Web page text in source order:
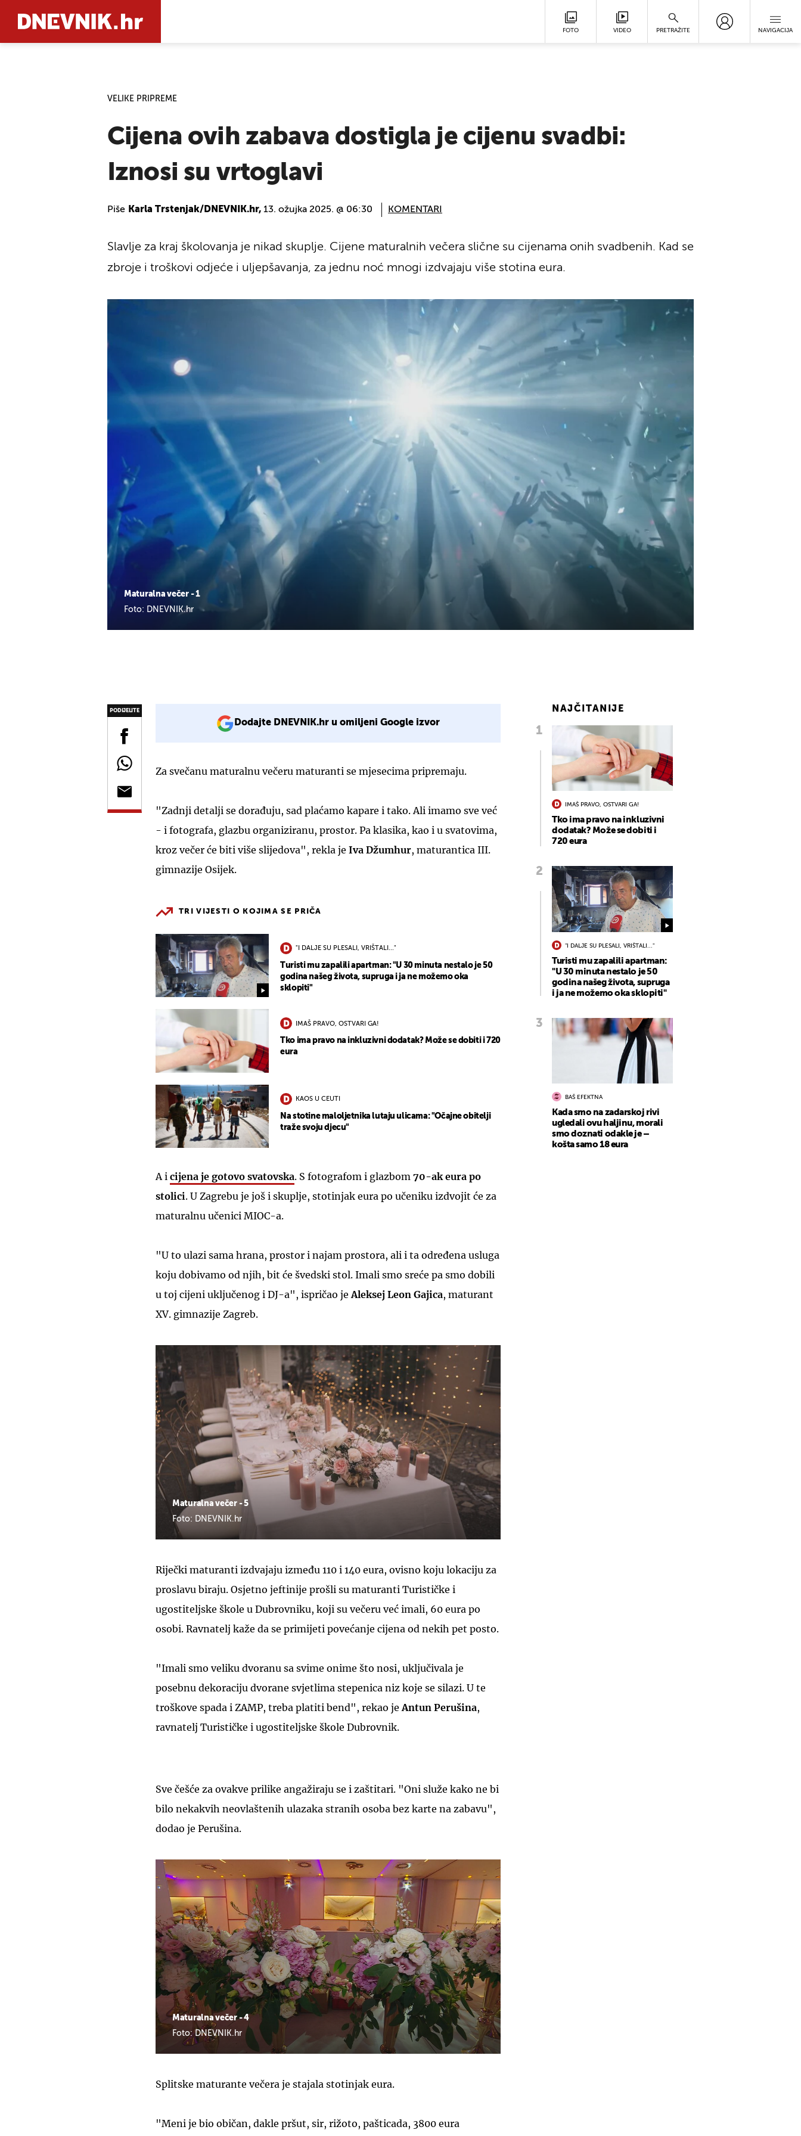
FOTO VIDEO PRETRAŽITE NAVIGACIJA
VELIKE PRIPREME
Cijena ovih zabava dostigla je cijenu svadbi:
Iznosi su vrtoglavi
Piše Karla Trstenjak/DNEVNIK.hr, 13. ožujka 2025. @ 06:30 KOMENTARI
Maturalna večer - 1
Foto: DNEVNIK.hr
Slavlje za kraj školovanja je nikad skuplje. Cijene maturalnih večera slične su cijenama onih svadbenih. Kad se
zbroje i troškovi odjeće i uljepšavanja, za jednu noć mnogi izdvajaju više stotina eura.
PODIJELITE
Dodajte DNEVNIK.hr u omiljeni Google izvor
Za svečanu maturalnu večeru maturanti se mjesecima pripremaju.
"Zadnji detalji se dorađuju, sad plaćamo kapare i tako. Ali imamo sve već
- i fotografa, glazbu organiziranu, prostor. Pa klasika, kao i u svatovima,
kroz večer će biti više slijedova", rekla je Iva Džumhur, maturantica III.
gimnazije Osijek.
TRI VIJESTI O KOJIMA SE PRIČA
"I DALJE SU PLESALI, VRIŠTALI..."
Turisti mu zapalili apartman: "U 30 minuta nestalo je 50
godina našeg života, supruga i ja ne možemo oka
sklopiti"
IMAŠ PRAVO, OSTVARI GA!
Tko ima pravo na inkluzivni dodatak? Može se dobiti i 720
eura
KAOS U CEUTI
Na stotine maloljetnika lutaju ulicama: "Očajne obitelji
traže svoju djecu"
A i cijena je gotovo svatovska. S fotografom i glazbom 70-ak eura po
stolici. U Zagrebu je još i skuplje, stotinjak eura po učeniku izdvojit će za
maturalnu učenici MIOC-a.
"U to ulazi sama hrana, prostor i najam prostora, ali i ta određena usluga
koju dobivamo od njih, bit će švedski stol. Imali smo sreće pa smo dobili
u toj cijeni uključenog i DJ-a", ispričao jeAleksej Leon Gajica, maturant
XV. gimnazije Zagreb.
Maturalna večer - 5
Foto: DNEVNIK.hr
Riječki maturanti izdvajaju između 110 i 140 eura, ovisno koju lokaciju za
proslavu biraju. Osjetno jeftinije prošli su maturanti Turističke i
ugostiteljske škole u Dubrovniku, koji su večeru već imali, 60 eura po
osobi. Ravnatelj kaže da se primijeti povećanje cijena od nekih pet posto.
"Imali smo veliku dvoranu sa svime onime što nosi, uključivala je
posebnu dekoraciju dvorane svjetlima stepenica niz koje se silazi. U te
troškove spada i ZAMP, treba platiti bend", rekao jeAntun Perušina,
ravnatelj Turističke i ugostiteljske škole Dubrovnik.
Sve češće za ovakve prilike angažiraju se i zaštitari. "Oni služe kako ne bi
bilo nekakvih neovlaštenih ulazaka stranih osoba bez karte na zabavu",
dodao je Perušina.
Maturalna večer - 4
Foto: DNEVNIK.hr
Splitske maturante večera je stajala stotinjak eura.
"Meni je bio običan, dakle pršut, sir, rižoto, pašticada, 3800 eura
NAJČITANIJE
IMAŠ PRAVO, OSTVARI GA!
Tko ima pravo na inkluzivni
dodatak? Može se dobiti i
720 eura
"I DALJE SU PLESALI, VRIŠTALI..."
Turisti mu zapalili apartman:
"U 30 minuta nestalo je 50
godina našeg života, supruga
i ja ne možemo oka sklopiti"
BAŠ EFEKTNA
Kada smo na zadarskoj rivi
ugledali ovu haljinu, morali
smo doznati odakle je –
košta samo 18 eura
UKLJUČITE NOTIFIKACIJE